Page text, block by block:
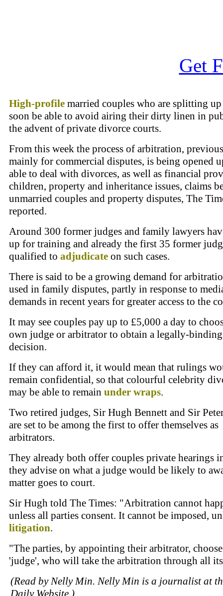
Get
High-profile married couples who are splitting
soon be able to avoid airing their dirty linen in
the advent of private divorce courts.
From this week the process of arbitration,
mainly for commercial disputes, is being opened
able to deal with divorces, as well as financial
children, property and inheritance issues, claims
unmarried couples and property disputes, The
reported.
Around 300 former judges and family lawyers
up for training and already the first 35 former
qualified to adjudicate on such cases.
There is said to be a growing demand for
used in family disputes, partly in response to
demands in recent years for greater access to the
It may see couples pay up to £5,000 a day to
own judge or arbitrator to obtain a legally-binding
decision.
If they can afford it, it would mean that rulings
remain confidential, so that colourful celebrity
may be able to remain under wraps.
Two retired judges, Sir Hugh Bennett and Sir
are set to be among the first to offer themselves as
arbitrators.
They already both offer couples private hearings
they advise on what a judge would be likely to
matter goes to court.
Sir Hugh told The Times: "Arbitration cannot
unless all parties consent. It cannot be imposed,
litigation.
"The parties, by appointing their arbitrator,
'judge', who will take the arbitration through all
(Read by Nelly Min. Nelly Min is a journalist at